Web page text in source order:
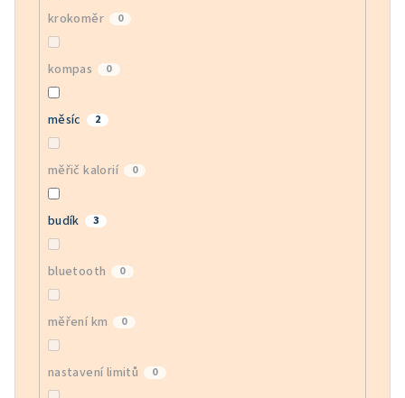
krokoměr 0
kompas 0
měsíc 2
měřič kalorií 0
budík 3
bluetooth 0
měření km 0
nastavení limitů 0